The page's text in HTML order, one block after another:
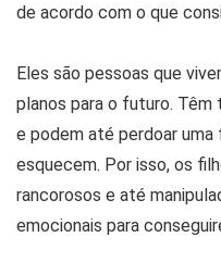
de acordo com o que
Eles são pessoas que
planos para o futuro. Têm
e podem até perdoar
esquecem. Por isso, os
rancorosos e até
emocionais para